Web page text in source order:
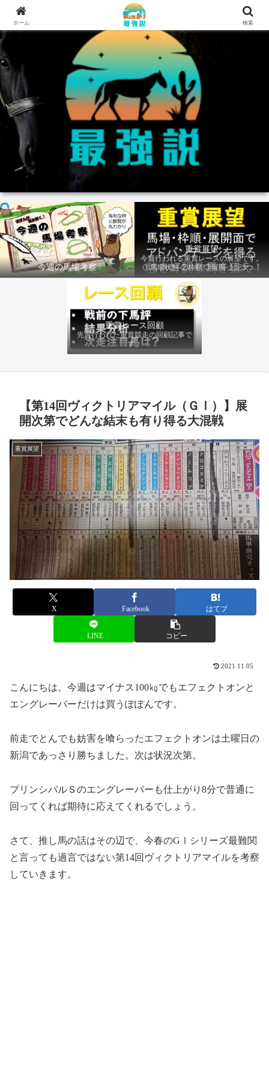
今週の馬場考察
重賞展望
今週行われる重賞レースの展望です。
①馬場状態 ②枠順 ③展開 上記3つの
ファクターから有利にレースを運べる
馬を導き、追い切りの動きを加味して
最終評価を下します。
重賞レース回顧
先週行われた重賞競走の回顧記事で
す。
【第14回ヴィクトリアマイル（ＧⅠ）】展
開次第でどんな結末も有り得る大混戦
重賞展望
X Facebook はてブ
LINE コピー
2021.11.05
こんにちは。今週はマイナス100㎏でもエフェクトオンと
エングレーバーだけは買うぽぽんです。
前走でとんでも妨害を喰らったエフェクトオンは土曜日の
新潟であっさり勝ちました。次は状況次第。
プリンシパルＳのエングレーバーも仕上がり8分で普通に
回ってくれば期待に応えてくれるでしょう。
さて、推し馬の話はその辺で、今春のGⅠシリーズ最難関
と言っても過言ではない第14回ヴィクトリアマイルを考察
していきます。
ホーム 検索